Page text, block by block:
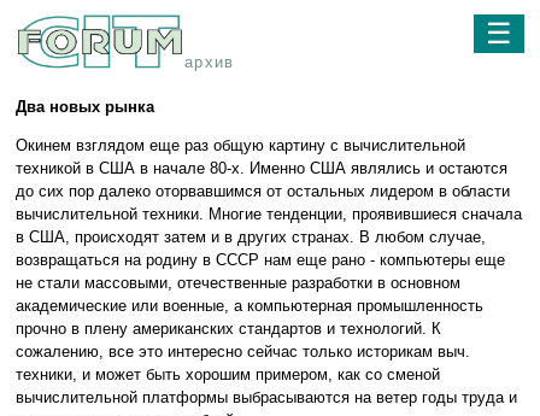
архив
☰
Два новых рынка
Окинем взглядом еще раз общую картину с вычислительной
техникой в США в начале 80-х. Именно США являлись и остаются
до сих пор далеко оторвавшимся от остальных лидером в области
вычислительной техники. Многие тенденции, проявившиеся сначала
в США, происходят затем и в других странах. В любом случае,
возвращаться на родину в СССР нам еще рано - компьютеры еще
не стали массовыми, отечественные разработки в основном
академические или военные, а компьютерная промышленность
прочно в плену американских стандартов и технологий. К
сожалению, все это интересно сейчас только историкам выч.
техники, и может быть хорошим примером, как со сменой
вычислительной платформы выбрасываются на ветер годы труда и